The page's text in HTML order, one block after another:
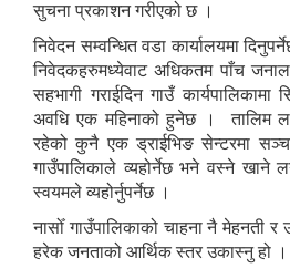
सुचना प्रकाशन गरीएको छ ।
निवेदन सम्वन्धित वडा कार्यालयमा
निवेदकहरुमध्येवाट अधिकतम पाँच
सहभागी गराईदिन गाउँ
अवधि एक महिनाको हुनेछ । तालिम
रहेको कुनै एक ड‍्राईभिङ सेन्टरमा
गाउँपालिकाले व्यहोर्नेछ भने वस्ने खाने
स्वयमले व्यहोर्नुपर्नेछ ।
नासोँ गाउँपालिकाको चाहना नै मेहनती र
हरेक जनताको आर्थिक स्तर उकास्नु हो ।